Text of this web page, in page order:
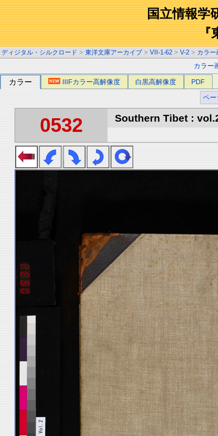
国立情報学
『
ディジタル・シルクロード > 東洋文庫アーカイブ > VII-1-62 > V-2 > カラー
カラー
カラー IIIFカラー高解像度 白黒高解像度 PDF
ペー
0532 Southern Tibet :